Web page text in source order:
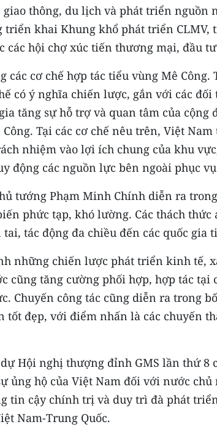
thông, du lịch và phát triển nguồn
khai Khung khổ phát triển CLMV,
các hội chợ xúc tiến thương mại, đầu
các cơ chế hợp tác tiểu vùng Mê Công.
có ý nghĩa chiến lược, gắn với các
tăng sự hỗ trợ và quan tâm của cộng
Tại các cơ chế nêu trên, Việt
nhiệm vào lợi ích chung của khu
động các nguồn lực bên ngoài phục
tướng Phạm Minh Chính diễn ra
phức tạp, khó lường. Các thách
tác động đa chiều đến các quốc gia
những chiến lược phát triển kinh tế,
cũng tăng cường phối hợp, hợp tác
Chuyến công tác cũng diễn ra trong
tốt đẹp, với điểm nhấn là các chuyến
Hội nghị thượng đỉnh GMS lần thứ 8
ủng hộ của Việt Nam đối với nước
tin cậy chính trị và duy trì đà phát
Nam-Trung Quốc.